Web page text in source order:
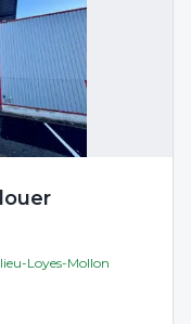
Loyes-Mollon